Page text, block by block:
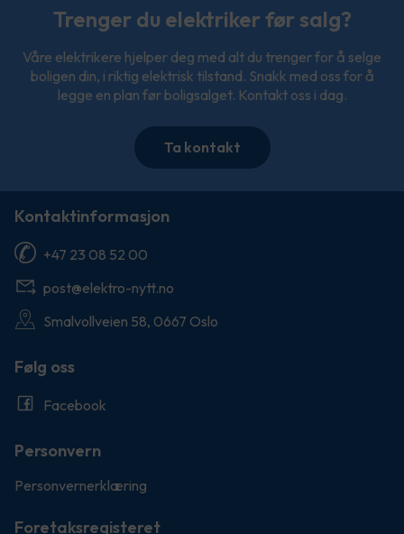
Trenger du elektriker før salg?
Våre elektrikere hjelper deg med alt du trenger for å selge
boligen din, i riktig elektrisk tilstand. Snakk med oss for å
legge en plan før boligsalget. Kontakt oss i dag.
Ta kontakt
Kontaktinformasjon
+47 23 08 52 00
post@elektro-nytt.no
Smalvollveien 58, 0667 Oslo
Følg oss
Facebook
Personvern
Personvernerklæring
Foretaksregisteret